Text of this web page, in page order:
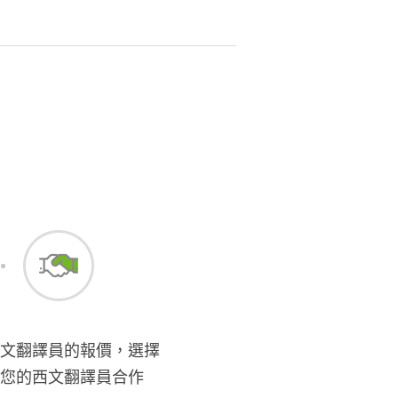
翻譯員的報價，選擇
的西文翻譯員合作